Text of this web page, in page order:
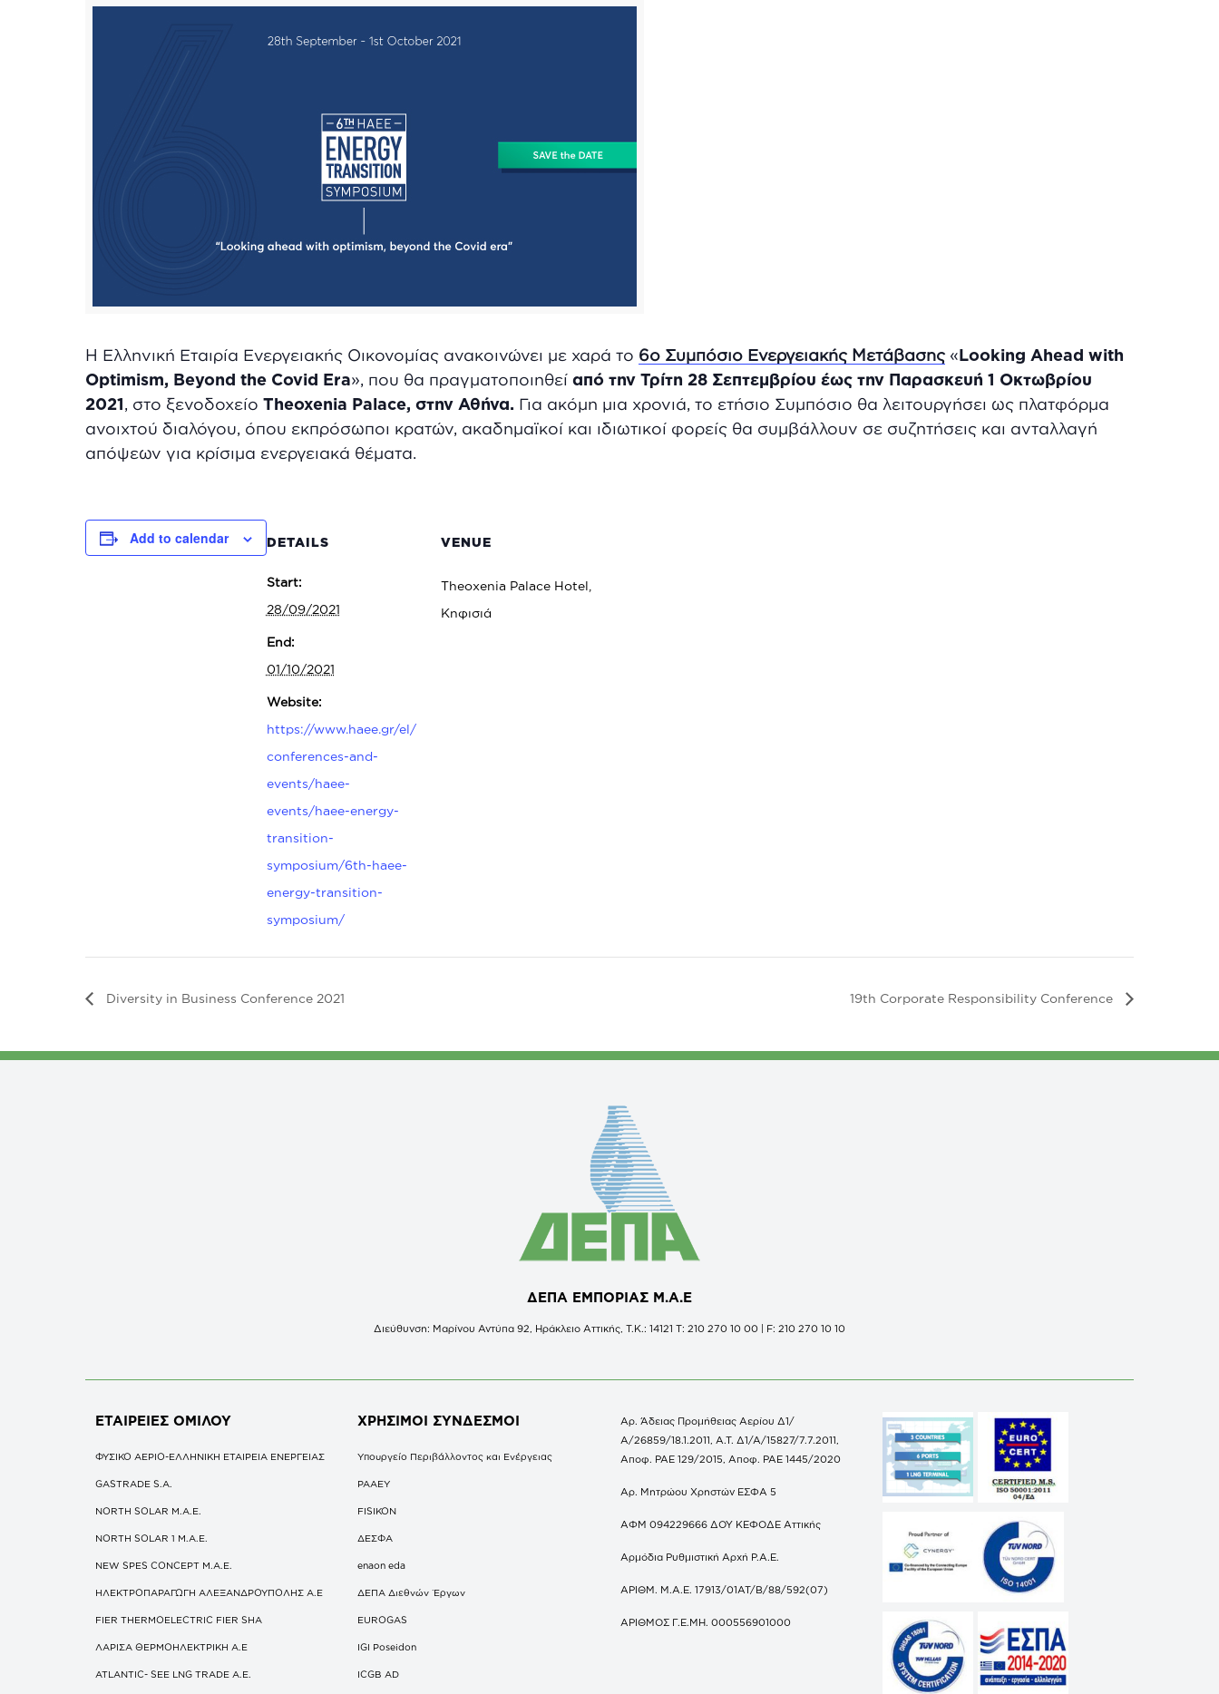
Η Ελληνική Εταιρία Ενεργειακής Οικονομίας ανακοινώνει με χαρά το 6ο Συμπόσιο Ενεργειακής Μετάβασης«Looking Ahead with
Optimism, Beyond the Covid Era», που θα πραγματοποιηθεί από την Τρίτη 28 Σεπτεμβρίου έως την Παρασκευή 1 Οκτωβρίου
2021, στο ξενοδοχείο Theoxenia Palace, στην Αθήνα. Για ακόμη μια χρονιά, το ετήσιο Συμπόσιο θα λειτουργήσει ως πλατφόρμα
ανοιχτού διαλόγου, όπου εκπρόσωποι κρατών, ακαδημαϊκοί και ιδιωτικοί φορείς θα συμβάλλουν σε συζητήσεις και ανταλλαγή
απόψεων για κρίσιμα ενεργειακά θέματα.
Add to calendar DETAILS
Start:
28/09/2021
End:
01/10/2021
Website:
https://www.haee.gr/el/
conferences-and-
events/haee-
events/haee-energy-
transition-
symposium/6th-haee-
energy-transition-
symposium/
VENUE
Theoxenia Palace Hotel,
Κηφισιά
Diversity in Business Conference 2021 19th Corporate Responsibility Conference
ΔΕΠΑ ΕΜΠΟΡΙΑΣ Μ.Α.Ε
Διεύθυνση: Μαρίνου Αντύπα 92, Ηράκλειο Αττικής, Τ.Κ.: 14121 Τ: 210 270 10 00 | F: 210 270 10 10
ΕΤΑΙΡΕΙΕΣΟΜΙΛΟΥ
ΦΥΣΙΚΟ ΑΕΡΙΟ-ΕΛΛΗΝΙΚΗ ΕΤΑΙΡΕΙΑ ΕΝΕΡΓΕΙΑΣ
GASTRADE S.A.
NORTH SOLAR M.Α.Ε.
NORTH SOLAR 1 M.Α.Ε.
NEW SPES CONCEPT Μ.Α.Ε.
ΗΛΕΚΤΡΟΠΑΡΑΓΩΓΗ ΑΛΕΞΑΝΔΡΟΥΠΟΛΗΣ A.E
FIER THERMOELECTRIC FIER SHA
ΛΑΡΙΣΑ ΘΕΡΜΟΗΛΕΚΤΡΙΚΗ A.E
ATLANTIC- SEE LNG TRADE A.E.
ΧΡΗΣΙΜΟΙ ΣΥΝΔΕΣΜΟΙ
Υπουργείο Περιβάλλοντος και Ενέργειας
ΡΑΑΕΥ
FISIKON
ΔΕΣΦΑ
enaon eda
ΔΕΠΑ Διεθνών Έργων
EUROGAS
IGI Poseidon
ICGB AD
Αρ. Άδειας Προμήθειας Αερίου Δ1/
Α/26859/18.1.2011, Α.Τ. Δ1/Α/15827/7.7.2011,
Αποφ. ΡΑΕ 129/2015, Αποφ. ΡΑΕ 1445/2020
Αρ. Μητρώου Χρηστών ΕΣΦΑ 5
ΑΦΜ 094229666 ΔΟΥ ΚΕΦΟΔΕ Αττικής
Αρμόδια Ρυθμιστική Αρχή Ρ.Α.Ε.
ΑΡΙΘΜ. Μ.Α.Ε. 17913/01ΑΤ/Β/88/592(07)
ΑΡΙΘΜΟΣ Γ.Ε.ΜΗ. 000556901000